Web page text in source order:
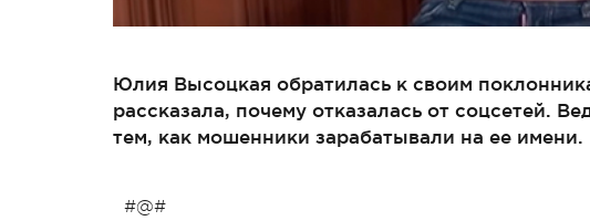
Юлия Высоцкая обратилась к своим
рассказала, почему отказалась от соцсетей.
тем, как мошенники зарабатывали на ее имени.
#@#